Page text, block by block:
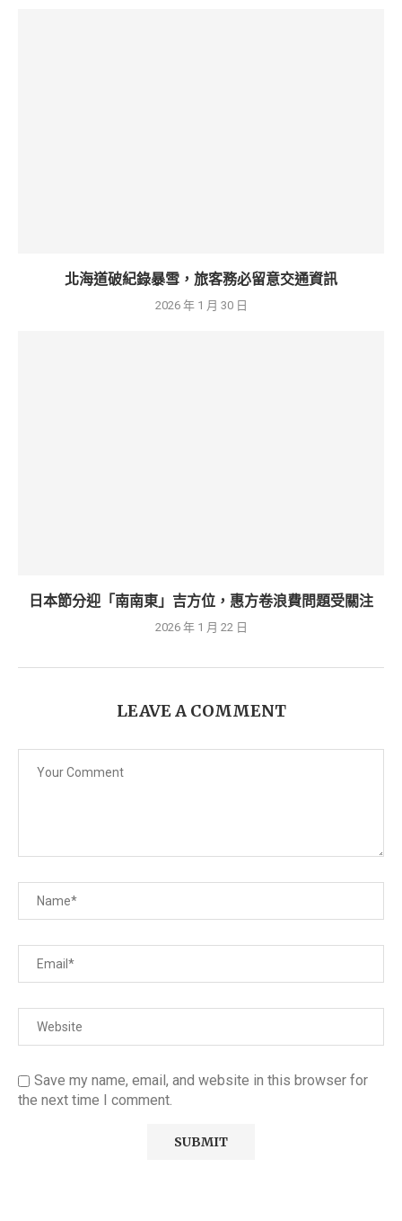
北海道破紀錄暴雪，旅客務必留意交通資訊
2026 年 1 月 30 日
日本節分迎「南南東」吉方位，惠方卷浪費問題受關注
2026 年 1 月 22 日
LEAVE A COMMENT
Save my name, email, and website in this browser for
the next time I comment.